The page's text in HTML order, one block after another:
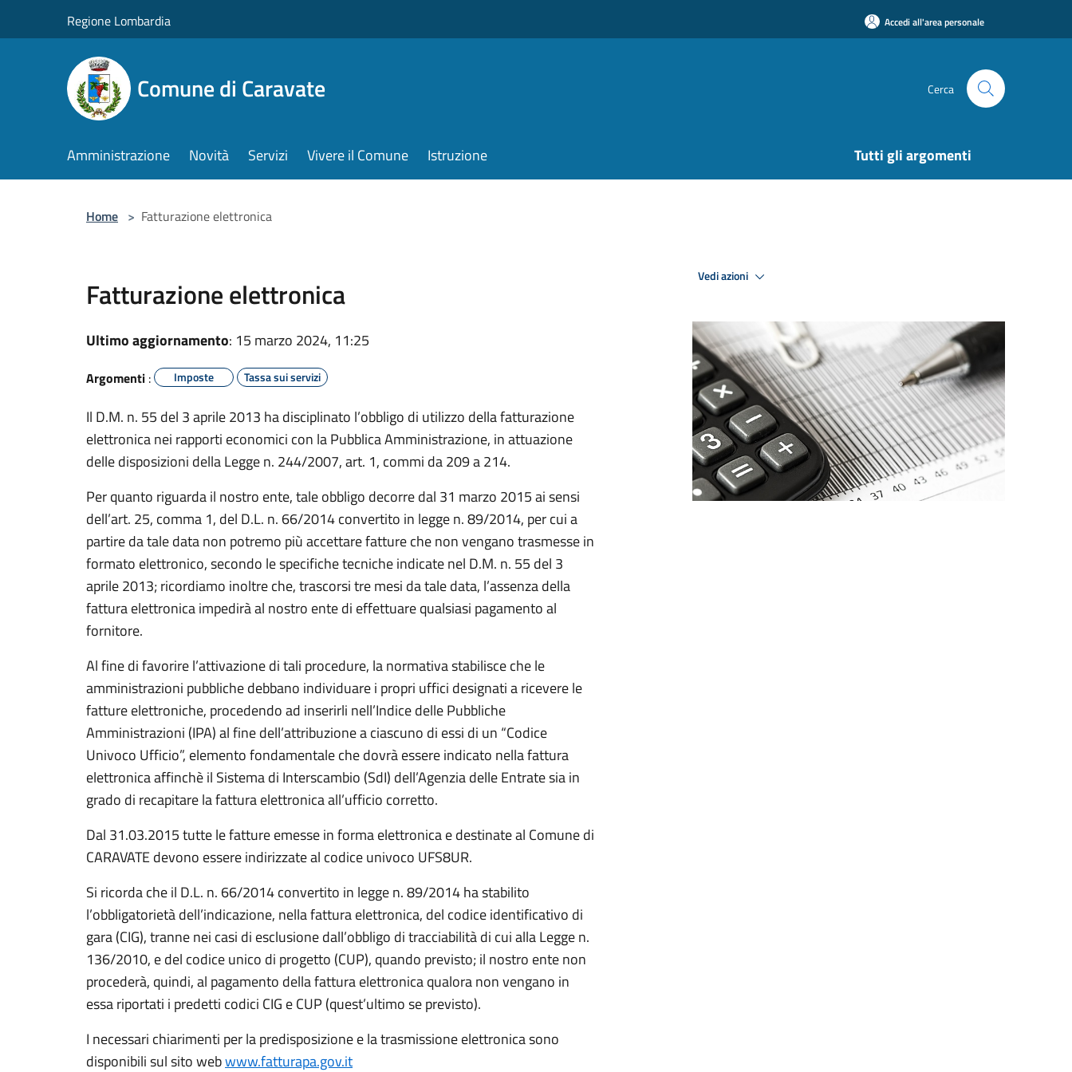
Regione Lombardia Accedi all'area personale
Comune di Caravate Cerca
Amministrazione Novità Servizi Vivere il Comune Istruzione Tutti gli argomenti
Home > Fatturazione elettronica
Fatturazione elettronica
Ultimo aggiornamento: 15 marzo 2024, 11:25
Argomenti : Imposte Tassa sui servizi
Il D.M. n. 55 del 3 aprile 2013 ha disciplinato l’obbligo di utilizzo della fatturazione
elettronica nei rapporti economici con la Pubblica Amministrazione, in attuazione
delle disposizioni della Legge n. 244/2007, art. 1, commi da 209 a 214.
Per quanto riguarda il nostro ente, tale obbligo decorre dal 31 marzo 2015 ai sensi
dell’art. 25, comma 1, del D.L. n. 66/2014 convertito in legge n. 89/2014, per cui a
partire da tale data non potremo più accettare fatture che non vengano trasmesse in
formato elettronico, secondo le specifiche tecniche indicate nel D.M. n. 55 del 3
aprile 2013; ricordiamo inoltre che, trascorsi tre mesi da tale data, l’assenza della
fattura elettronica impedirà al nostro ente di effettuare qualsiasi pagamento al
fornitore.
Al fine di favorire l’attivazione di tali procedure, la normativa stabilisce che le
amministrazioni pubbliche debbano individuare i propri uffici designati a ricevere le
fatture elettroniche, procedendo ad inserirli nell’Indice delle Pubbliche
Amministrazioni (IPA) al fine dell’attribuzione a ciascuno di essi di un “Codice
Univoco Ufficio”, elemento fondamentale che dovrà essere indicato nella fattura
elettronica affinchè il Sistema di Interscambio (SdI) dell’Agenzia delle Entrate sia in
grado di recapitare la fattura elettronica all’ufficio corretto.
Dal 31.03.2015 tutte le fatture emesse in forma elettronica e destinate al Comune di
CARAVATE devono essere indirizzate al codice univoco UFS8UR.
Si ricorda che il D.L. n. 66/2014 convertito in legge n. 89/2014 ha stabilito
l’obbligatorietà dell’indicazione, nella fattura elettronica, del codice identificativo di
gara (CIG), tranne nei casi di esclusione dall’obbligo di tracciabilità di cui alla Legge n.
136/2010, e del codice unico di progetto (CUP), quando previsto; il nostro ente non
procederà, quindi, al pagamento della fattura elettronica qualora non vengano in
essa riportati i predetti codici CIG e CUP (quest’ultimo se previsto).
I necessari chiarimenti per la predisposizione e la trasmissione elettronica sono
disponibili sul sito webwww.fatturapa.gov.it
Vedi azioni